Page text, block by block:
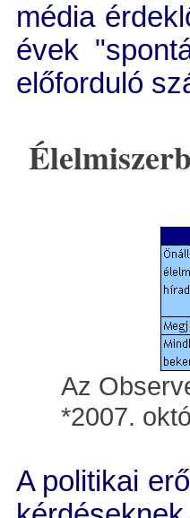
média
évek
előforduló
Az
*2007.
A politikai